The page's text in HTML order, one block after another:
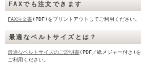
FAXでも注文できます
FAX注文書(PDF)をプリントアウトしてご利用ください。
最適なベルトサイズとは？
最適なベルトサイズのご説明書(PDF／紙メジャー付き)を
ご利用ください。